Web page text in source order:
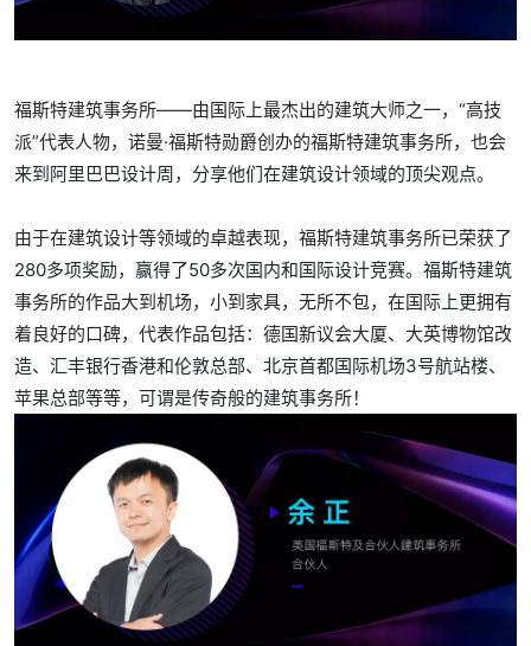
福斯特建筑事务所——由国际上最杰出的建筑大师之一，“高技
派”代表人物，诺曼·福斯特勋爵创办的福斯特建筑事务所，也会
来到阿里巴巴设计周，分享他们在建筑设计领域的顶尖观点。
由于在建筑设计等领域的卓越表现，福斯特建筑事务所已荣获了
280多项奖励，赢得了50多次国内和国际设计竞赛。福斯特建筑
事务所的作品大到机场，小到家具，无所不包，在国际上更拥有
着良好的口碑，代表作品包括：德国新议会大厦、大英博物馆改
造、汇丰银行香港和伦敦总部、北京首都国际机场3号航站楼、
苹果总部等等，可谓是传奇般的建筑事务所！